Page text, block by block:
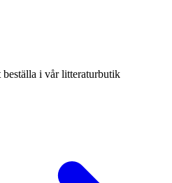
i vår litteraturbutik